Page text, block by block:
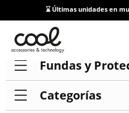
⌛ Últimas unidades en
Fundas y
Categorías